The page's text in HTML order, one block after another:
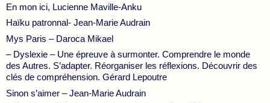
En mon ici, Lucienne Maville-Anku
Haïku patronnal- Jean-Marie Audrain
Mys Paris – Daroca Mikael
– Dyslexie – Une épreuve à surmonter. Comprendre le monde
des Autres. S’adapter. Réorganiser les réflexions. Découvrir des
clés de compréhension. Gérard Lepoutre
Sinon s’aimer – Jean-Marie Audrain